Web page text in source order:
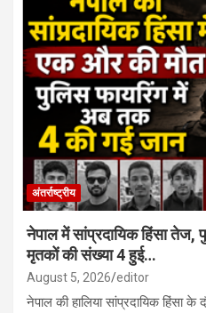
अंतर्राष्ट्रीय
नेपाल में सांप्रदायिक हिंसा
मृतकों की संख्या 4 हुई…
August 5, 2026 editor
नेपाल की हालिया सांप्रदायिक हिंसा